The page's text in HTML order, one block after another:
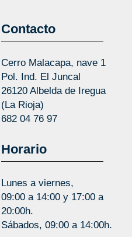
Contacto
Cerro Malacapa, nave 1
Pol. Ind. El Juncal
26120 Albelda de Iregua
(La Rioja)
682 04 76 97
Horario
Lunes a viernes,
09:00 a 14:00 y 17:00 a
20:00h.
Sábados, 09:00 a 14:00h.